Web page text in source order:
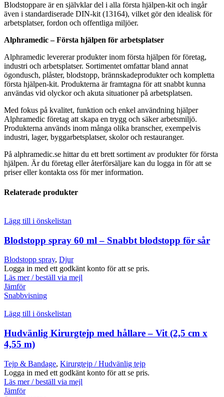
Blodstoppare är en självklar del i alla första hjälpen-kit och ingår
även i standardiserade DIN-kit (13164), vilket gör den idealisk för
arbetsplatser, fordon och offentliga miljöer.
Alphramedic – Första hjälpen för arbetsplatser
Alphramedic levererar produkter inom första hjälpen för företag,
industri och arbetsplatser. Sortimentet omfattar bland annat
ögondusch, plåster, blodstopp, brännskadeprodukter och kompletta
första hjälpen-kit. Produkterna är framtagna för att snabbt kunna
användas vid olyckor och akuta situationer på arbetsplatsen.
Med fokus på kvalitet, funktion och enkel användning hjälper
Alphramedic företag att skapa en trygg och säker arbetsmiljö.
Produkterna används inom många olika branscher, exempelvis
industri, lager, byggarbetsplatser, skolor och restauranger.
På alphramedic.se hittar du ett brett sortiment av produkter för första
hjälpen. Är du företag eller återförsäljare kan du logga in för att se
priser eller kontakta oss för mer information.
Relaterade produkter
Lägg till i önskelistan
Blodstopp spray 60 ml – Snabbt blodstopp för sår
Blodstopp spray, Djur
Logga in med ett godkänt konto för att se pris.
Läs mer / beställ via mejl
Jämför
Snabbvisning
Lägg till i önskelistan
Hudvänlig Kirurgtejp med hållare – Vit (2,5 cm x
4,55 m)
Tejp & Bandage, Kirurgtejp / Hudvänlig tejp
Logga in med ett godkänt konto för att se pris.
Läs mer / beställ via mejl
Jämför